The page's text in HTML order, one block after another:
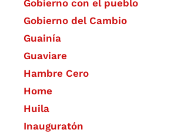
Gobierno con el pueblo
Gobierno del Cambio
Guainía
Guaviare
Hambre Cero
Home
Huila
Inauguratón